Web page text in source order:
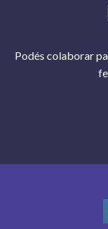
Podés colaborar